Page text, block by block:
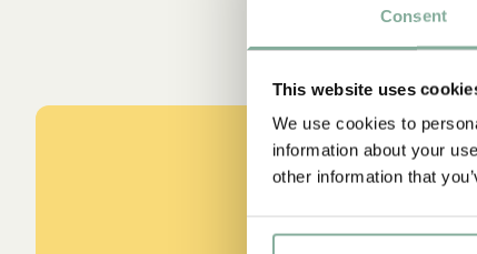
Consent
This website uses
We use cookies to
information about your
other information that
CITAT